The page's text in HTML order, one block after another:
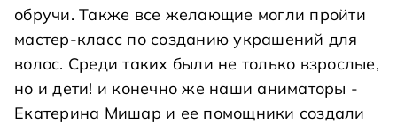
обручи. Также все желающие могли пройти
мастер-класс по созданию украшений для
волос. Среди таких были не только взрослые,
но и дети! и конечно же наши аниматоры -
Екатерина Мишар и ее помощники создали